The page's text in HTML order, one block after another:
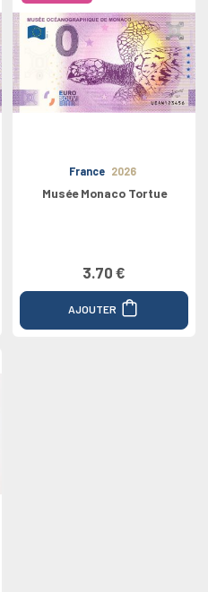
France 2026
Musée Monaco Tortue
3.70 €
AJOUTER